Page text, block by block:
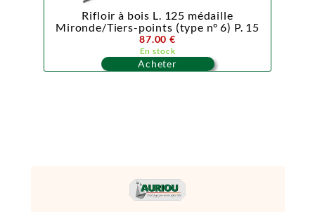
Rifloir à bois L. 125 médaille
Mironde/Tiers-points (type n° 6) P. 15
87.00 €
En stock
Acheter